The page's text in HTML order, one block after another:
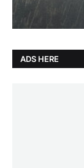
ADS HERE